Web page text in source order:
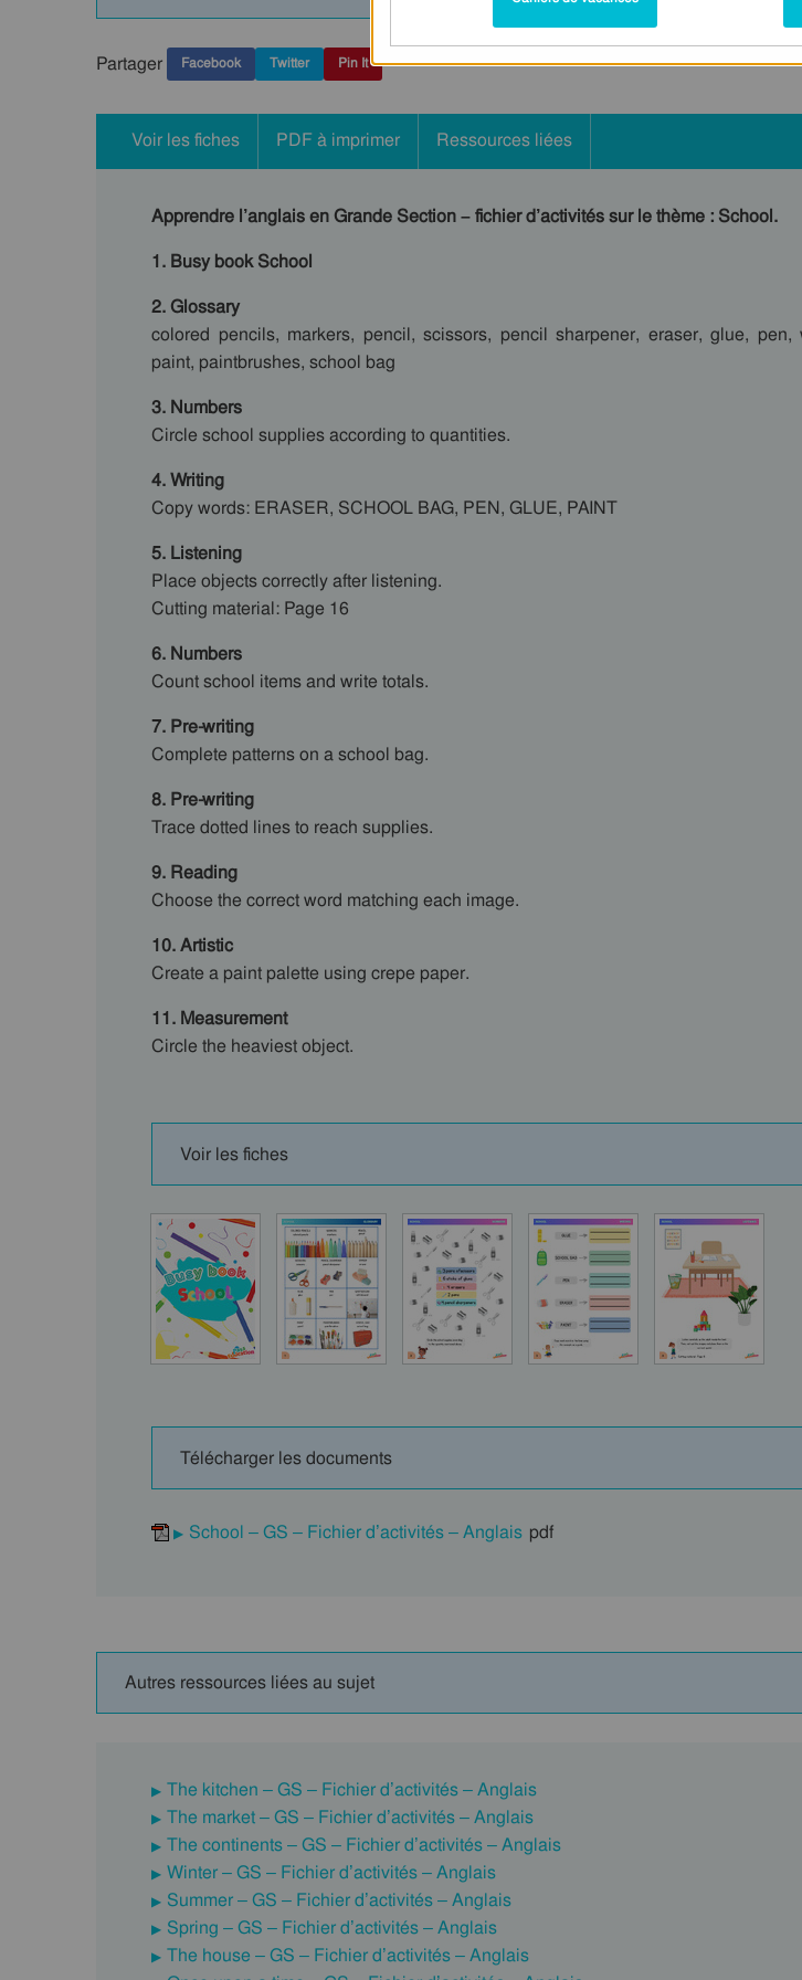
Partager Facebook Twitter Pin It
Voir les fiches PDF à imprimer Ressources liées
Apprendre l’anglais en Grande Section – fichier d’activités sur le thème : School.
1. Busy book School
2. Glossary
colored pencils, markers, pencil, scissors, pencil sharpener, eraser, glue, pen,
paint, paintbrushes, school bag
3. Numbers
Circle school supplies according to quantities.
4. Writing
Copy words: ERASER, SCHOOL BAG, PEN, GLUE, PAINT
5. Listening
Place objects correctly after listening.
Cutting material: Page 16
6. Numbers
Count school items and write totals.
7. Pre-writing
Complete patterns on a school bag.
8. Pre-writing
Trace dotted lines to reach supplies.
9. Reading
Choose the correct word matching each image.
10. Artistic
Create a paint palette using crepe paper.
11. Measurement
Circle the heaviest object.
Voir les fiches
Télécharger les documents
School – GS – Fichier d’activités – Anglais pdf
Autres ressources liées au sujet
The kitchen – GS – Fichier d’activités – Anglais
The market – GS – Fichier d’activités – Anglais
The continents – GS – Fichier d’activités – Anglais
Winter – GS – Fichier d’activités – Anglais
Summer – GS – Fichier d’activités – Anglais
Spring – GS – Fichier d’activités – Anglais
The house – GS – Fichier d’activités – Anglais